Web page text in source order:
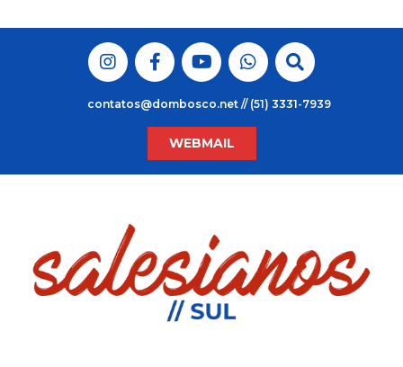
contatos@dombosco.net // (51) 3331-7939
WEBMAIL